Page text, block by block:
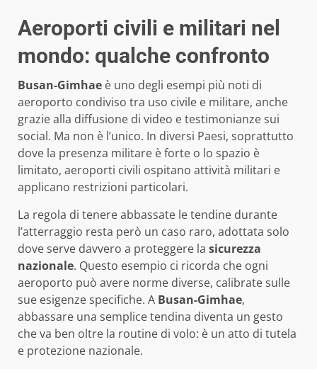
Aeroporti civili e militari nel
mondo: qualche confronto
Busan-Gimhae è uno degli esempi più noti di
aeroporto condiviso tra uso civile e militare, anche
grazie alla diffusione di video e testimonianze sui
social. Ma non è l’unico. In diversi Paesi, soprattutto
dove la presenza militare è forte o lo spazio è
limitato, aeroporti civili ospitano attività militari e
applicano restrizioni particolari.
La regola di tenere abbassate le tendine durante
l’atterraggio resta però un caso raro, adottata solo
dove serve davvero a proteggere la sicurezza
nazionale. Questo esempio ci ricorda che ogni
aeroporto può avere norme diverse, calibrate sulle
sue esigenze specifiche. A Busan-Gimhae,
abbassare una semplice tendina diventa un gesto
che va ben oltre la routine di volo: è un atto di tutela
e protezione nazionale.